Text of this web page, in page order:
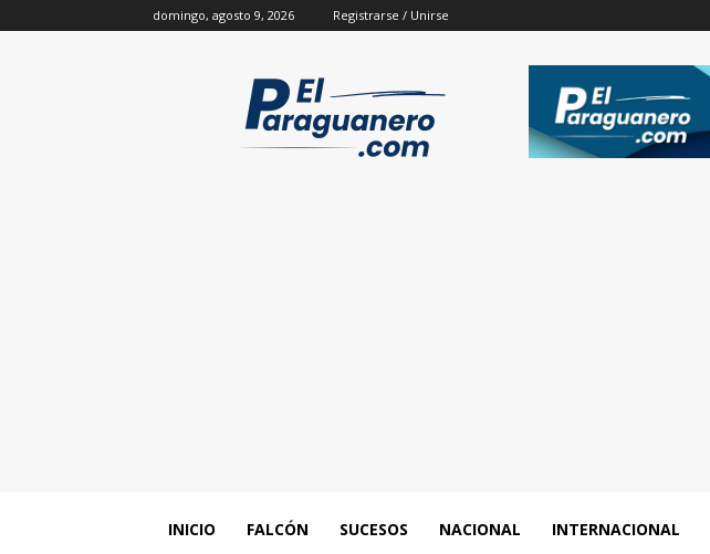
domingo, agosto 9, 2026 Registrarse / Unirse
INICIO FALCÓN SUCESOS NACIONAL INTERNACIONAL